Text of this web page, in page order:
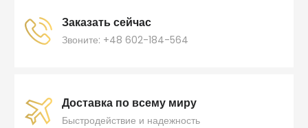
Заказать сейчас
Звоните: +48 602-184-564
Доставка по всему миру
Быстродействие и надежность